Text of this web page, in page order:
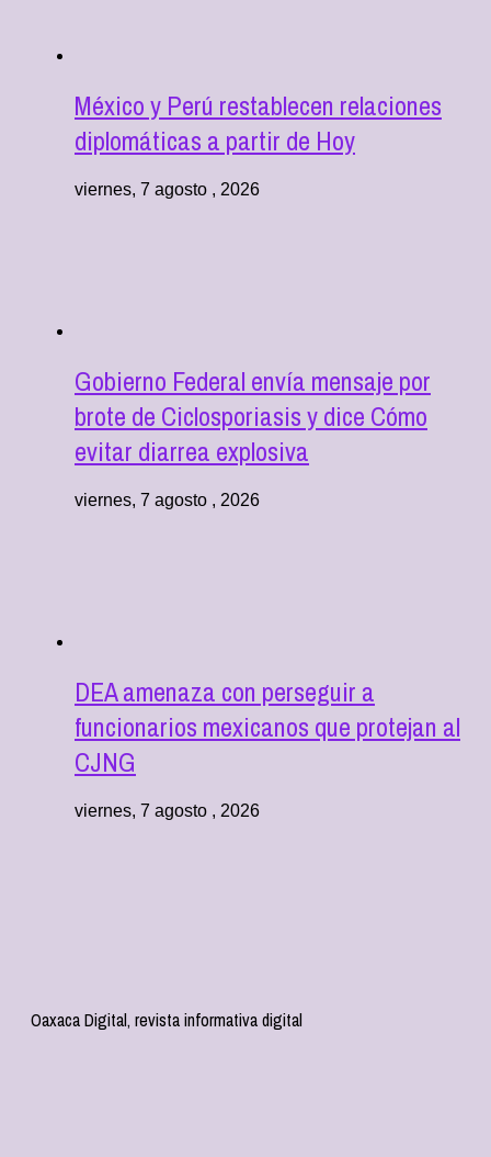
México y Perú restablecen relaciones
diplomáticas a partir de Hoy
viernes, 7 agosto , 2026
Gobierno Federal envía mensaje por
brote de Ciclosporiasis y dice Cómo
evitar diarrea explosiva
viernes, 7 agosto , 2026
DEA amenaza con perseguir a
funcionarios mexicanos que protejan al
CJNG
viernes, 7 agosto , 2026
Oaxaca Digital, revista informativa digital